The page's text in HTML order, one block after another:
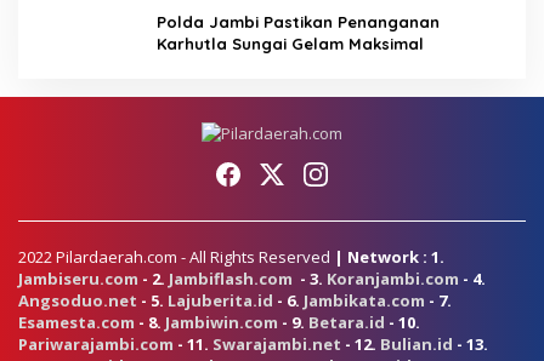
Polda Jambi Pastikan Penanganan
Karhutla Sungai Gelam Maksimal
2022 Pilardaerah.com - All Rights Reserved | Network : 1.
Jambiseru.com - 2. Jambiflash.com - 3. Koranjambi.com - 4.
Angsoduo.net - 5. Lajuberita.id - 6. Jambikata.com - 7.
Esamesta.com - 8. Jambiwin.com - 9. Betara.id - 10.
Pariwarajambi.com - 11. Swarajambi.net - 12. Bulian.id - 13.